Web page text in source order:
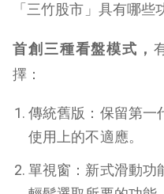
「三竹股市」具有哪些
首創三種看盤模式，
擇：
傳統舊版：保留第一
使用上的不適應。
單視窗：新式滑動功